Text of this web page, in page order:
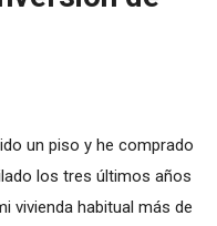
un piso y he comprado
los tres últimos años
vivienda habitual más de